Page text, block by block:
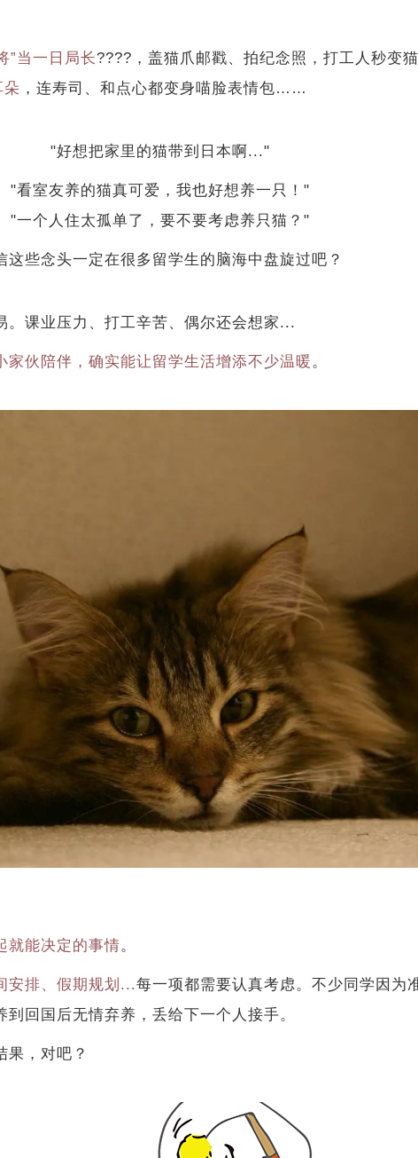
”当一日局长????，盖猫爪邮戳、拍纪念照，打工人秒变猫
朵 ，连寿司、和点心都变身喵脸表情包……
"好想把家里的猫带到日本啊..."
"看室友养的猫真可爱，我也好想养一只！"
"一个人住太孤单了，要不要考虑养只猫？"
这些念头一定在很多留学生的脑海中盘旋过吧？
。课业压力、打工辛苦、偶尔还会想家...
家伙陪伴，确实能让留学生活增添不少温暖 。
就能决定的事情。
安排、假期规划...每一项都需要认真考虑。不少同学因为
回国后无情弃养，丢给下一个人接手。
果，对吧？